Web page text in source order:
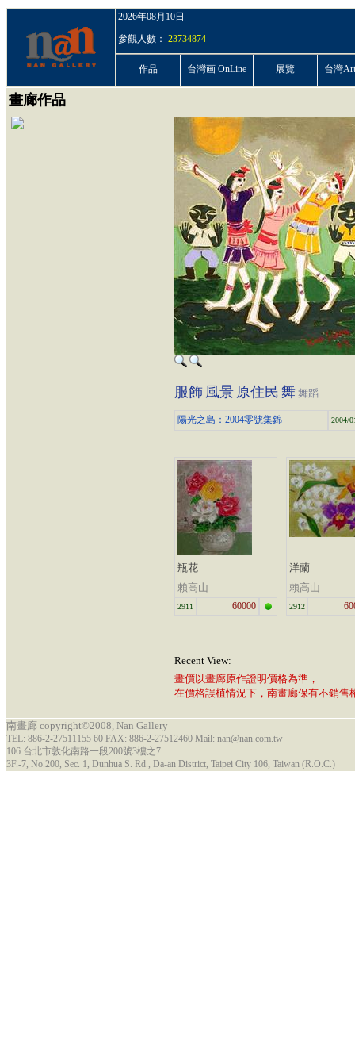
2026年08月10日
參觀人數： 23734874
作品 台灣画 OnLine 展覽 台灣
畫廊作品
服飾 風景 原住民 舞 舞蹈
陽光之島：2004零號集錦 2004/
瓶花
賴高山
2911 60000
洋蘭
賴高山
2912
Recent View:
畫價以畫廊原作證明價格為準，
在價格誤植情況下，南畫廊保有不銷售
南畫廊 copyright©2008, Nan Gallery
TEL: 886-2-27511155 60 FAX: 886-2-27512460 Mail: nan@nan.com.tw
106 台北市敦化南路一段200號3樓之7
3F.-7, No.200, Sec. 1, Dunhua S. Rd., Da-an District, Taipei City 106, Taiwan (R.O.C.)